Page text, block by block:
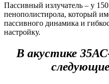
Пассивный излучатель – у
пенополистирола, который
пассивного динамика и
настройку.
В акустике